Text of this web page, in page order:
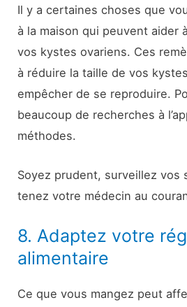
Il y a certaines choses que
à la maison qui peuvent aider
vos kystes ovariens. Ces
à réduire la taille de vos
empêcher de se reproduire.
beaucoup de recherches à
méthodes.
Soyez prudent, surveillez vos
tenez votre médecin au
8. Adaptez votre
alimentaire
Ce que vous mangez peut